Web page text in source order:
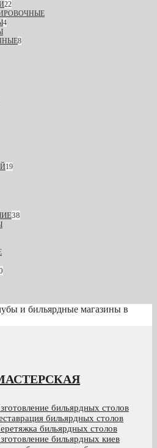
22
4
8
19
38
и бильярдные магазины в
бильярдных столов
бильярдных столов
бильярдных столов
бильярдных киев